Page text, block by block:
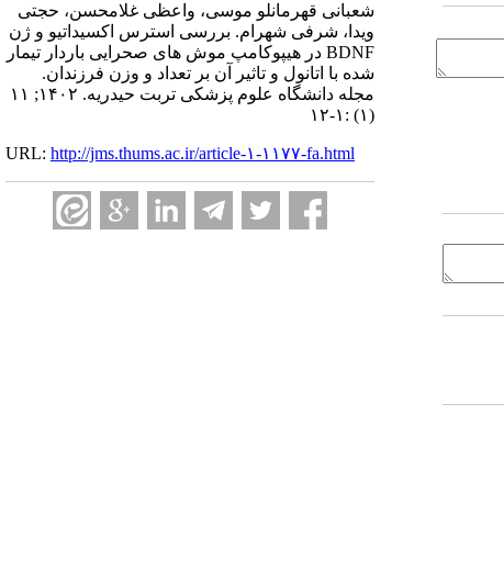
شعبانی قهرمانلو موسی، واعظی غلامحسن، حجتی
ویدا، شرفی شهرام. بررسی استرس اکسیداتیو و ژن
BDNF در هیپوکامپ موش‌ های صحرایی باردار تیمار
شده با اتانول و تاثیر آن بر تعداد و وزن فرزندان.
مجله دانشگاه علوم پزشکی تربت حیدریه. ۱۴۰۲; ۱۱
(۱) :۱-۱۲
URL: http://jms.thums.ac.ir/article-۱-۱۱۷۷-fa.html